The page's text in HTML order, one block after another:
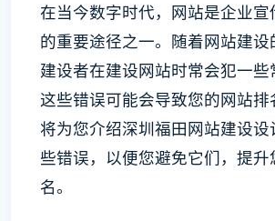
在当今数字时代，网站是企业宣
的重要途径之一。随着网站建设
建设者在建设网站时常会犯一
这些错误可能会导致您的网站排
将为您介绍深圳福田网站建设
些错误，以便您避免它们，提升
名。